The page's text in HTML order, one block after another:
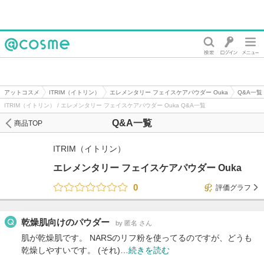
アットコスメ ITRIM（イトリン） エレメンタリー フェイスケアパウダー Ouka
Q&A一覧
ITRIM（イトリン） / エレメンタリー フェイスケアパウダー Ouka Q&A一覧
Q&A一覧
商品TOP
ITRIM（イトリン）
エレメンタリー フェイスケアパウダー Ouka
0
評価グラフ
乾燥肌向けのパウダー by 匿名 さん
肌が乾燥肌です。 NARSのリフ粉を使ってるのですが、どうも
乾燥しやすいです。 (それ)… 続きを読む